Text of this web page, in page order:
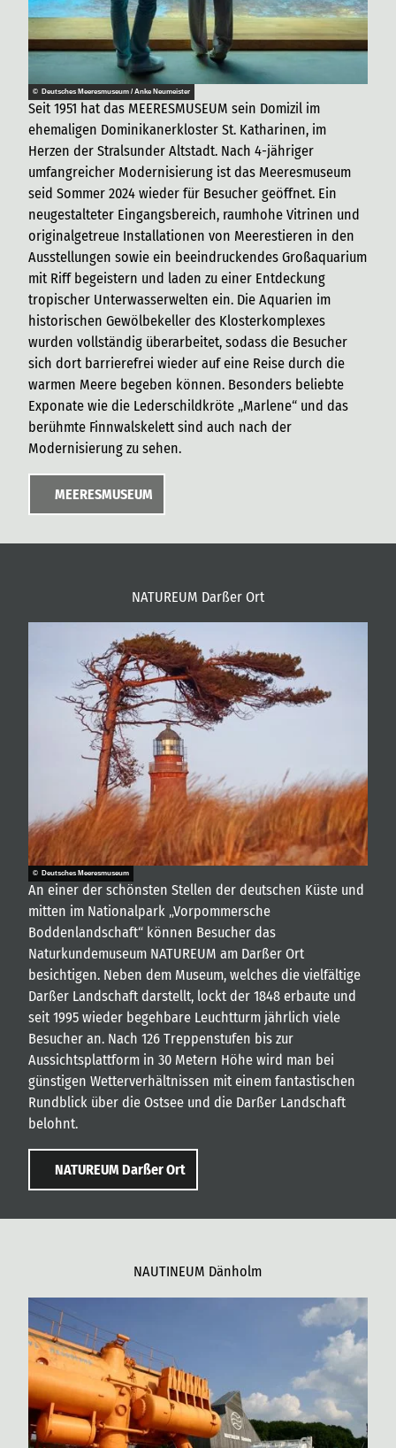
© Deutsches Meeresmuseum / Anke Neumeister
Seit 1951 hat das MEERESMUSEUM sein Domizil im
ehemaligen Dominikanerkloster St. Katharinen, im
Herzen der Stralsunder Altstadt. Nach 4-jähriger
umfangreicher Modernisierung ist das Meeresmuseum
seid Sommer 2024 wieder für Besucher geöffnet. Ein
neugestalteter Eingangsbereich, raumhohe Vitrinen und
originalgetreue Installationen von Meerestieren in den
Ausstellungen sowie ein beeindruckendes Großaquarium
mit Riff begeistern und laden zu einer Entdeckung
tropischer Unterwasserwelten ein. Die Aquarien im
historischen Gewölbekeller des Klosterkomplexes
wurden vollständig überarbeitet, sodass die Besucher
sich dort barrierefrei wieder auf eine Reise durch die
warmen Meere begeben können. Besonders beliebte
Exponate wie die Lederschildkröte „Marlene“ und das
berühmte Finnwalskelett sind auch nach der
Modernisierung zu sehen.
MEERESMUSEUM
NATUREUM Darßer Ort
© Deutsches Meeresmuseum
An einer der schönsten Stellen der deutschen Küste und
mitten im Nationalpark „Vorpommersche
Boddenlandschaft“ können Besucher das
Naturkundemuseum NATUREUM am Darßer Ort
besichtigen. Neben dem Museum, welches die vielfältige
Darßer Landschaft darstellt, lockt der 1848 erbaute und
seit 1995 wieder begehbare Leuchtturm jährlich viele
Besucher an. Nach 126 Treppenstufen bis zur
Aussichtsplattform in 30 Metern Höhe wird man bei
günstigen Wetterverhältnissen mit einem fantastischen
Rundblick über die Ostsee und die Darßer Landschaft
belohnt.
NATUREUM Darßer Ort
NAUTINEUM Dänholm